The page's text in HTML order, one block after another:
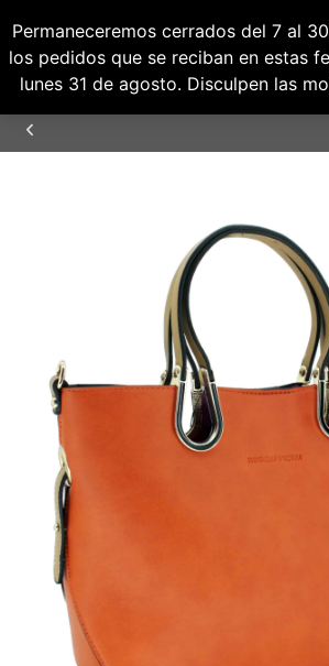
Permaneceremos cerrados del 7 al
los pedidos que se reciban en estas
lunes 31 de agosto. Disculpen las
0,00€
0